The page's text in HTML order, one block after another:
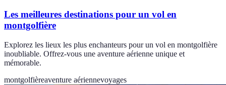
Les meilleures destinations pour un vol en
montgolfière
Explorez les lieux les plus enchanteurs pour un vol en montgolfière
inoubliable. Offrez-vous une aventure aérienne unique et
mémorable.
montgolfièreaventure aériennevoyages